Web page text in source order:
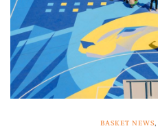
BASKET NEWS,